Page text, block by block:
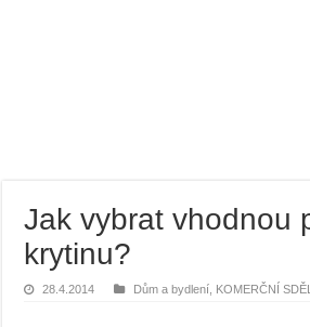
Jak vybrat vhodnou
krytinu?
28.4.2014 Dům a bydlení KOMERČNÍ